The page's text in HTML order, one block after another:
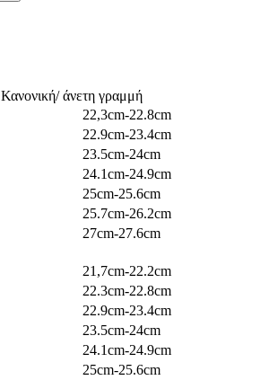
Κανονική/ άνετη γραμμή
22,3cm-22.8cm
22.9cm-23.4cm
23.5cm-24cm
24.1cm-24.9cm
25cm-25.6cm
25.7cm-26.2cm
27cm-27.6cm
21,7cm-22.2cm
22.3cm-22.8cm
22.9cm-23.4cm
23.5cm-24cm
24.1cm-24.9cm
25cm-25.6cm